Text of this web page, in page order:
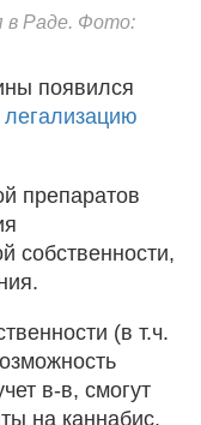
в Раде. Фото:
появился
легализацию
препаратов
собственности,
(в т.ч.
в-в, смогут
на каннабис,